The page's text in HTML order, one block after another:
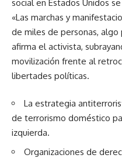
social en Estados Unidos
«Las marchas y
de miles de personas, algo
afirma el activista,
movilización frente al
libertades políticas.
La estrategia
de terrorismo doméstico
izquierda.
Organizaciones de